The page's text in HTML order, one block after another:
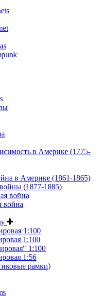
в Америке (1775-
в Америке (1861-1865)
(1877-1885)
война
война
1:100
1:100
1:100
1:56
рамки)